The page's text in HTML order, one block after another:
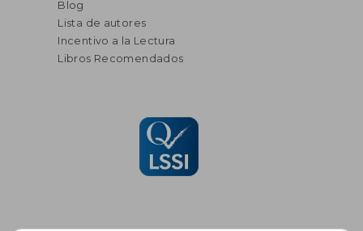
Blog
Lista de autores
Incentivo a la Lectura
Libros Recomendados